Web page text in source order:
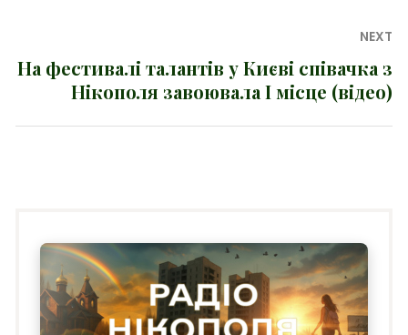
NEXT
Next
На фестивалі талантів у Києві співачка з
Нікополя завоювала I місце (відео)